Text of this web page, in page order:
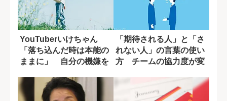
YouTuberいけちゃん
「落ち込んだ時は本能の
ままに」 自分の機嫌を
「期待される人」と「さ
れない人」の言葉の使い
方 チームの協力度が変